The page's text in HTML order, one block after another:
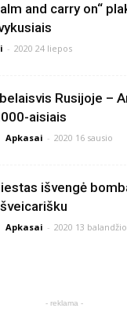
and carry on“
- 2020 24 liepos
Rusijoje –
aisiais
Apkasai - 2020 16 sausio
išvengė
Apkasai - 2020 13 balandžio
- reklama -